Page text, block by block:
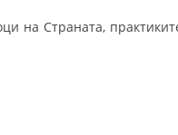
на Страната,